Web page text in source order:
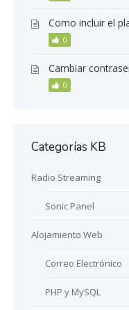
Como incluir el
0
Cambiar
0
Categorías KB
Radio Streaming
Sonic Panel
Alojamiento Web
Correo Electrónico
PHP y MySQL